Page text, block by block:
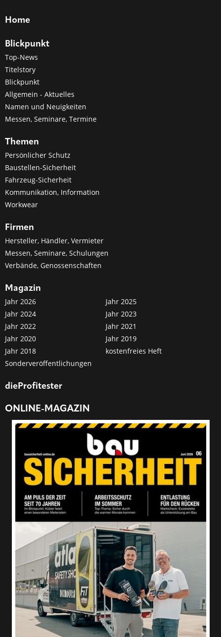
Home
Blickpunkt
Top-News
Titelstory
Blickpunkt
Allgemein - Aktuelles
Namen und Neuigkeiten
Messen, Seminare, Termine
Themen
Persönlicher Schutz
Baustellen-Sicherheit
Fahrzeug-Sicherheit
Kommunikation, Information
Workwear
Firmen
Hersteller, Händler, Vermieter
Messen, Seminare, Schulungen
Verbände, Genossenschaften
Magazin
Jahr 2026
Jahr 2025
Jahr 2024
Jahr 2023
Jahr 2022
Jahr 2021
Jahr 2020
Jahr 2019
Jahr 2018
kostenfreies Heft
Sonderveröffentlichungen
dieProfitester
ONLINE-MAGAZIN